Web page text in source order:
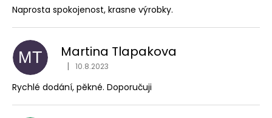
c
e
n
í
Naprosta spokojenost, krasne výrobky.
MT Martina Tlapakova
Hodnocení obchodu je 5 z 5 hvězdiček.
| 10.8.2023
Rychlé dodání, pěkné. Doporučuji
HLEDAT